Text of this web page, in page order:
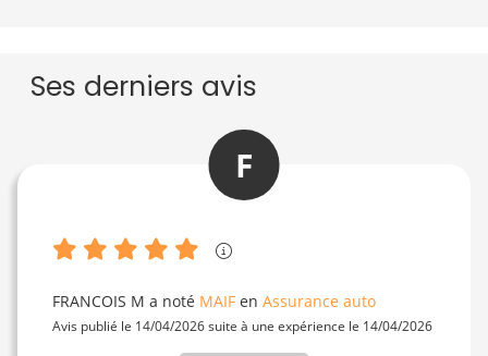
Ses derniers avis
F
FRANCOIS M a noté MAIF en Assurance auto
Avis publié le 14/04/2026 suite à une expérience le 14/04/2026